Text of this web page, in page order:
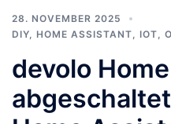
28. NOVEMBER 2025
DIY
HOME ASSISTANT IOT
devolo